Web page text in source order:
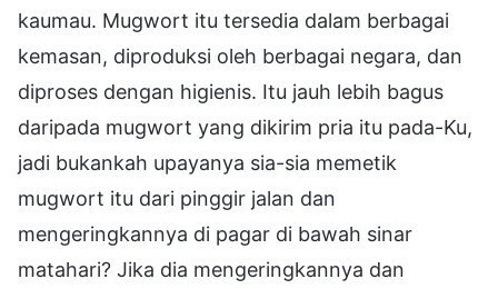
kaumau. Mugwort itu tersedia dalam berbagai
kemasan, diproduksi oleh berbagai negara, dan
diproses dengan higienis. Itu jauh lebih bagus
daripada mugwort yang dikirim pria itu pada-Ku,
jadi bukankah upayanya sia-sia memetik
mugwort itu dari pinggir jalan dan
mengeringkannya di pagar di bawah sinar
matahari? Jika dia mengeringkannya dan